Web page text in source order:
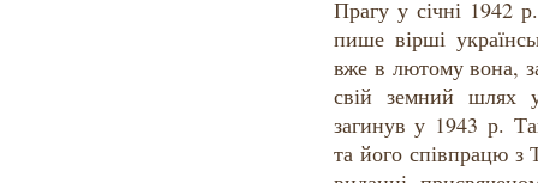
Прагу у січні 1942
пише вірші
вже в лютому вона,
свій земний шлях
загинув у 1943 р.
та його співпрацю з